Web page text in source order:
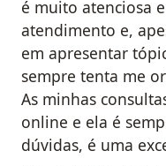
é muito atenciosa
atendimento e,
em apresentar
sempre tenta me
As minhas
online e ela é
dúvidas, é uma